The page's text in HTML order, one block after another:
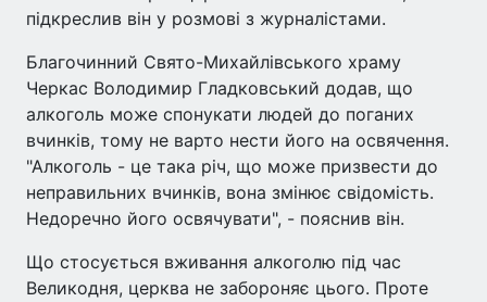
підкреслив він у розмові з журналістами.
Благочинний Свято-Михайлівського храму
Черкас Володимир Гладковський додав, що
алкоголь може спонукати людей до поганих
вчинків, тому не варто нести його на освячення.
"Алкоголь - це така річ, що може призвести до
неправильних вчинків, вона змінює свідомість.
Недоречно його освячувати", - пояснив він.
Що стосується вживання алкоголю під час
Великодня, церква не забороняє цього. Проте